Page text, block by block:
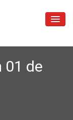
01 de